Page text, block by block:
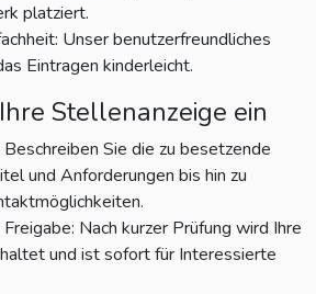
platziert.
Unser benutzerfreundliches
Eintragen kinderleicht.
Stellenanzeige ein
Sie die zu besetzende
und Anforderungen bis hin zu
Nach kurzer Prüfung wird Ihre
und ist sofort für Interessierte